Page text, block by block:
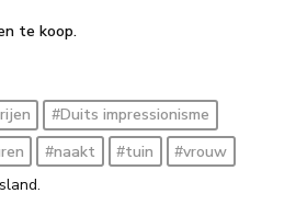
te koop.
#Duits impressionisme
#naakt #tuin
#vrouw